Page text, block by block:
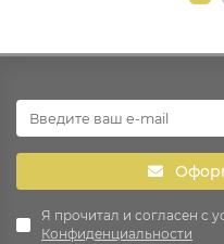
Я прочитал и согласен с
Конфиденциальности